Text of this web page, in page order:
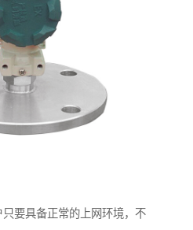
要具备正常的上网环境，不